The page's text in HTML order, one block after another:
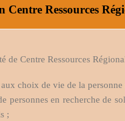
Centre Ressources
de Centre Ressources
choix de vie de la personne
personnes en recherche de
;